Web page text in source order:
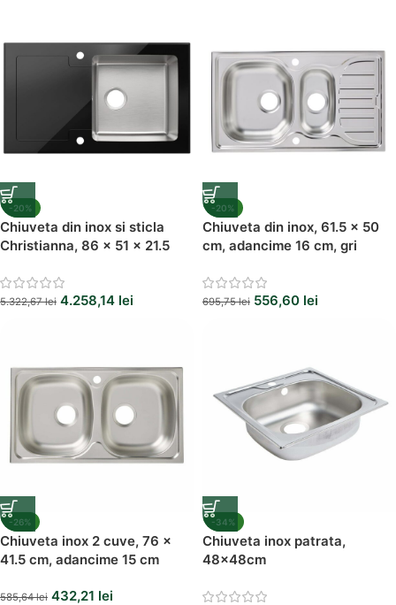
-20%
Chiuveta din inox si sticla
Christianna, 86 x 51 x 21.5
reversibila,1 cuva
5.322,67lei 4.258,14 lei
-20%
Chiuveta din inox, 61.5 x 50
cm, adancime 16 cm, gri
695,75lei 556,60 lei
-26%
Chiuveta inox 2 cuve, 76 x
41.5 cm, adancime 15 cm
585,64lei 432,21 lei
-34%
Chiuveta inox patrata,
48x48cm